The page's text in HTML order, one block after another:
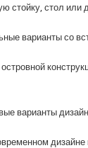
стойку, стол
варианты со
дизайне